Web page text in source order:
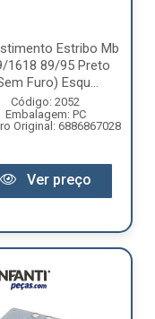
Estribo Mb
1618 89/95 Preto
Furo) Esqu...
Código: 2052
Embalagem: PC
Original: 6886867028
Ver preço